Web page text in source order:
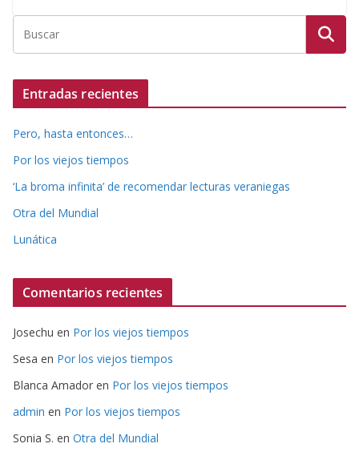
Entradas recientes
Pero, hasta entonces…
Por los viejos tiempos
‘La broma infinita’ de recomendar lecturas veraniegas
Otra del Mundial
Lunática
Comentarios recientes
Josechu en Por los viejos tiempos
Sesa en Por los viejos tiempos
Blanca Amador en Por los viejos tiempos
admin en Por los viejos tiempos
Sonia S. en Otra del Mundial